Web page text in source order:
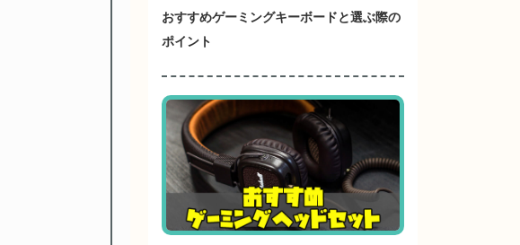
おすすめゲーミングキーボードと選ぶ際の
ポイント